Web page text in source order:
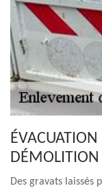
ÉVACUATION
Des gravats laissés